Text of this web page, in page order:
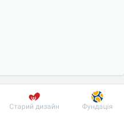
Пацієнту
Старий дизайн Фундація